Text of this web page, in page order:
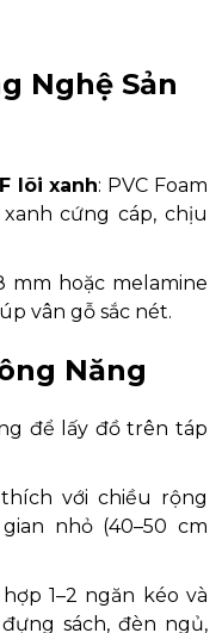
Nghệ Sản
lõi xanh: PVC Foam
cứng cáp, chịu
mm hoặc melamine
vân gỗ sắc nét.
Năng
để lấy đồ trên táp
với chiều rộng
nhỏ (40–50 cm
1–2 ngăn kéo và
sách, đèn ngủ,